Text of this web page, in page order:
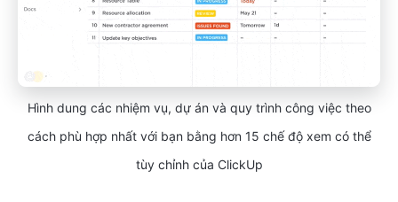
Hình dung các nhiệm vụ, dự án và quy trình công việc theo
cách phù hợp nhất với bạn bằng hơn 15 chế độ xem có thể
tùy chỉnh của ClickUp